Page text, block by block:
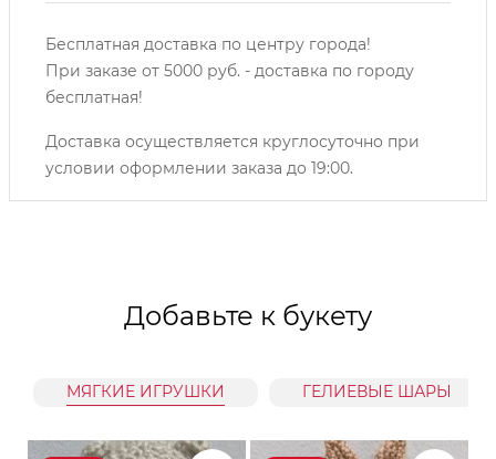
Бесплатная доставка по центру города!
При заказе от 5000 руб. - доставка по городу
бесплатная!
Доставка осуществляется круглосуточно при
условии оформлении заказа до 19:00.
Добавьте к букету
МЯГКИЕ ИГРУШКИ ГЕЛИЕВЫЕ ШАРЫ